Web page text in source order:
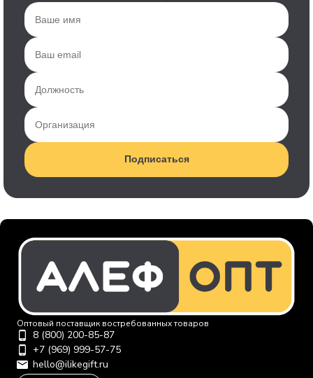
Подписаться
Оптовый поставщик востребованных товаров
8 (800) 200-85-87
+7 (969) 999-57-75
hello@ilikegift.ru